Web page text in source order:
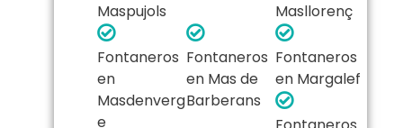
Maspujols Masllorenç
Fontaneros
en
Masdenverg
e
Fontaneros
en Mas de
Barberans
Fontaneros
en Margalef